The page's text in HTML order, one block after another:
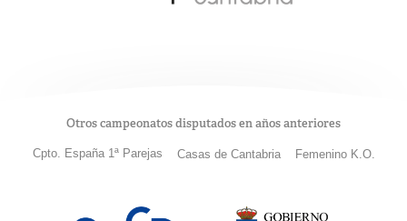
Otros campeonatos disputados en años anteriores
Cpto. España 1ª Parejas Casas de Cantabria Femenino K.O.